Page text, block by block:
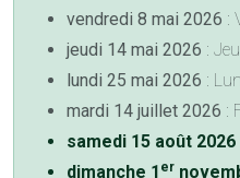
vendredi 8 mai 2026 :
jeudi 14 mai 2026 :
lundi 25 mai 2026 :
mardi 14 juillet 2026 :
samedi 15 août 2026
dimanche 1 er